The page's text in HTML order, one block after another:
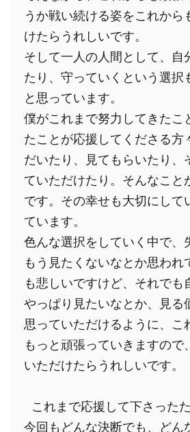
うか戦い続ける姿をこれから
けたらうれしいです。
そして一人の人間として、自
たり、守っていくという選択
と思っています。
僕がこれまで努力してきたこ
たことが応援してくださる方
だいたり、見てもらいたり、
ていただけたり。そんなこと
です。その幸せも大切にして
ています。
色んな選択をしていく中で、
もう見たくないなとか思われ
も悲しいですけど、それでも
やっぱり見たいなとか、見る
思っていただけるように、こ
もっと頑張っていきますので
いただけたらうれしいです。
今回もどんな決断でも、どん